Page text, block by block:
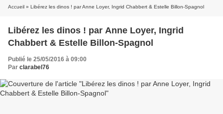
Accueil » Libérez les dinos ! par Anne Loyer, Ingrid Chabbert & Estelle Billon-Spagnol
Libérez les dinos ! par Anne Loyer, Ingrid
Chabbert & Estelle Billon-Spagnol
Publié le 25/05/2016 à 09:00
Par clarabel76